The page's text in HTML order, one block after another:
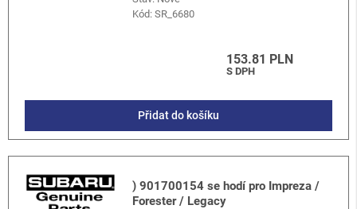
Kód:SR_6680
153.81 PLN
S DPH
Přidat do košíku
) 901700154 se hodí pro Impreza /
Forester / Legacy